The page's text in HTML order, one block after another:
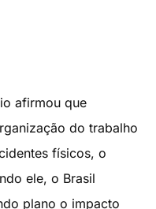
afirmou que
do trabalho
físicos, o
ele, o Brasil
plano o impacto